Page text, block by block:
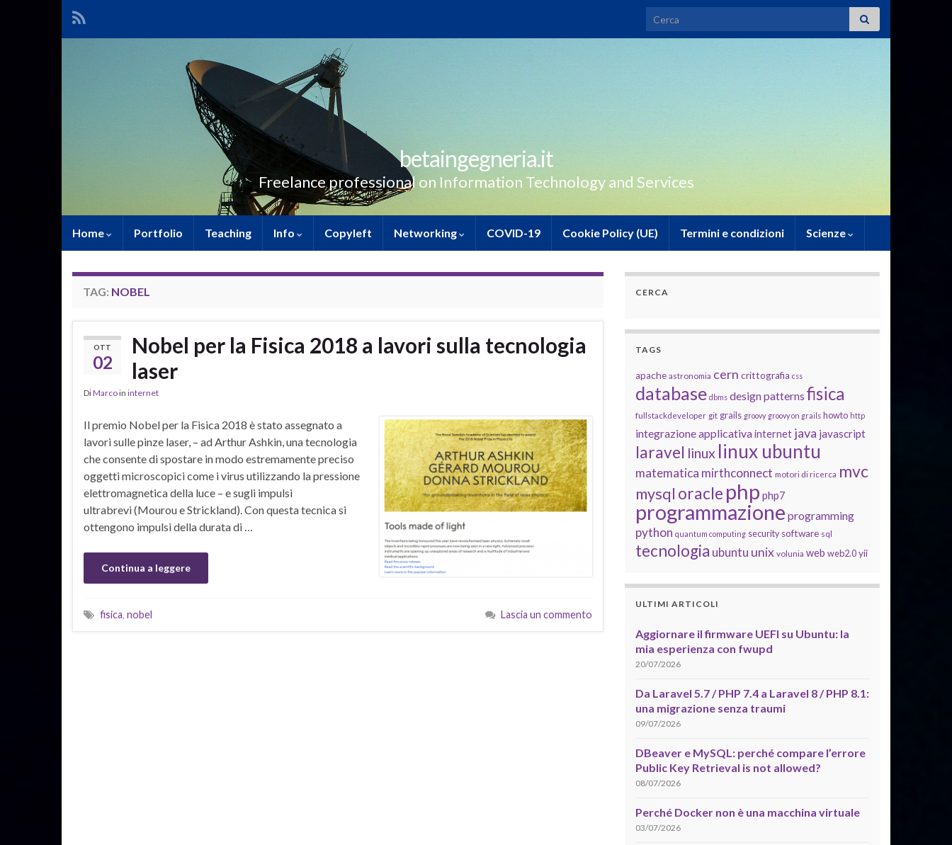
Search for:
betaingegneria.it
Freelance professional on Information Technology and Services
Home Portfolio Teaching Info Copyleft Networking COVID-19 Cookie Policy (UE) Termini e condizioni Scienze
TAG: NOBEL
OTT
02
Nobel per la Fisica 2018 a lavori sulla tecnologia
laser
DiMarcoin internet
Il premio Nobel per la Fisica 2018 è stato assegnato a
lavori sulle pinze laser, – ad Arthur Ashkin, una tecnologia
che consente di spostare in modo estremamente preciso
oggetti microscopici come i virus utilizzando la pressione
elettromagnetica della luce – e sugli impulsi
ultrabrevi (Mourou e Strickland). Con questa tecnica si
ottengono impulsi della durata di …
Continua a leggere
fisica, nobel Lascia un commento
CERCA
TAGS
apache astronomia cern crittografia css
database dbms design patterns fisica
fullstackdeveloper git grails groovy groovy on grails howto http
integrazione applicativainternet java javascript
laravel linux linux ubuntu
matematica mirthconnect motori di ricerca mvc
mysql oracle php php7
programmazione programming
python quantum computing security software sql
tecnologia ubuntu unix volunia web web2.0 yii
ULTIMI ARTICOLI
Aggiornare il firmware UEFI su Ubuntu: la
mia esperienza con fwupd
20/07/2026
Da Laravel 5.7 / PHP 7.4 a Laravel 8 / PHP 8.1:
una migrazione senza traumi
09/07/2026
DBeaver e MySQL: perché compare l’errore
Public Key Retrieval is not allowed?
08/07/2026
Perché Docker non è una macchina virtuale
03/07/2026